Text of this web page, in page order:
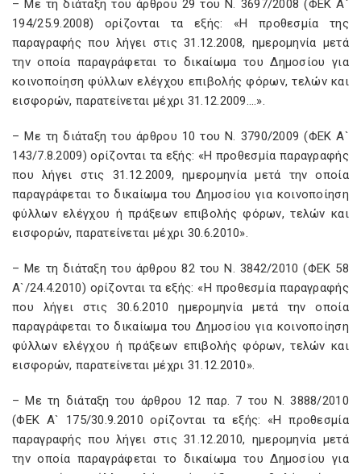
– Με τη διάταξη του άρθρου 29 του Ν. 3697/2008 (ΦΕΚ Α`
194/25.9.2008) ορίζονται τα εξής: «Η προθεσμία της
παραγραφής που λήγει στις 31.12.2008, ημερομηνία μετά
την οποία παραγράφεται το δικαίωμα του Δημοσίου για
κοινοποίηση φύλλων ελέγχου επιβολής φόρων, τελών και
εισφορών, παρατείνεται μέχρι 31.12.2009….».
– Με τη διάταξη του άρθρου 10 του Ν. 3790/2009 (ΦΕΚ Α`
143/7.8.2009) ορίζονται τα εξής: «Η προθεσμία παραγραφής
που λήγει στις 31.12.2009, ημερομηνία μετά την οποία
παραγράφεται το δικαίωμα του Δημοσίου για κοινοποίηση
φύλλων ελέγχου ή πράξεων επιβολής φόρων, τελών και
εισφορών, παρατείνεται μέχρι 30.6.2010».
– Με τη διάταξη του άρθρου 82 του Ν. 3842/2010 (ΦΕΚ 58
Α`/24.4.2010) ορίζονται τα εξής: «Η προθεσμία παραγραφής
που λήγει στις 30.6.2010 ημερομηνία μετά την οποία
παραγράφεται το δικαίωμα του Δημοσίου για κοινοποίηση
φύλλων ελέγχου ή πράξεων επιβολής φόρων, τελών και
εισφορών, παρατείνεται μέχρι 31.12.2010».
– Με τη διάταξη του άρθρου 12 παρ. 7 του Ν. 3888/2010
(ΦΕΚ Α` 175/30.9.2010 ορίζονται τα εξής: «Η προθεσμία
παραγραφής που λήγει στις 31.12.2010, ημερομηνία μετά
την οποία παραγράφεται το δικαίωμα του Δημοσίου για